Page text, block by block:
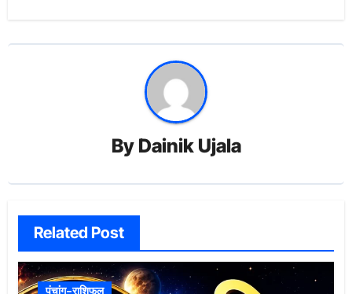
By Dainik Ujala
Related Post
पंचांग-राशिफल